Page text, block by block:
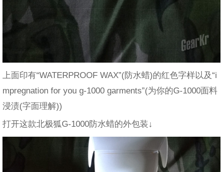
上面印有“WATERPROOF WAX”(防水蜡)的红色字样以及“i
mpregnation for you g-1000 garments”(为你的G-1000面料
浸渍(字面理解))
打开这款北极狐G-1000防水蜡的外包装↓